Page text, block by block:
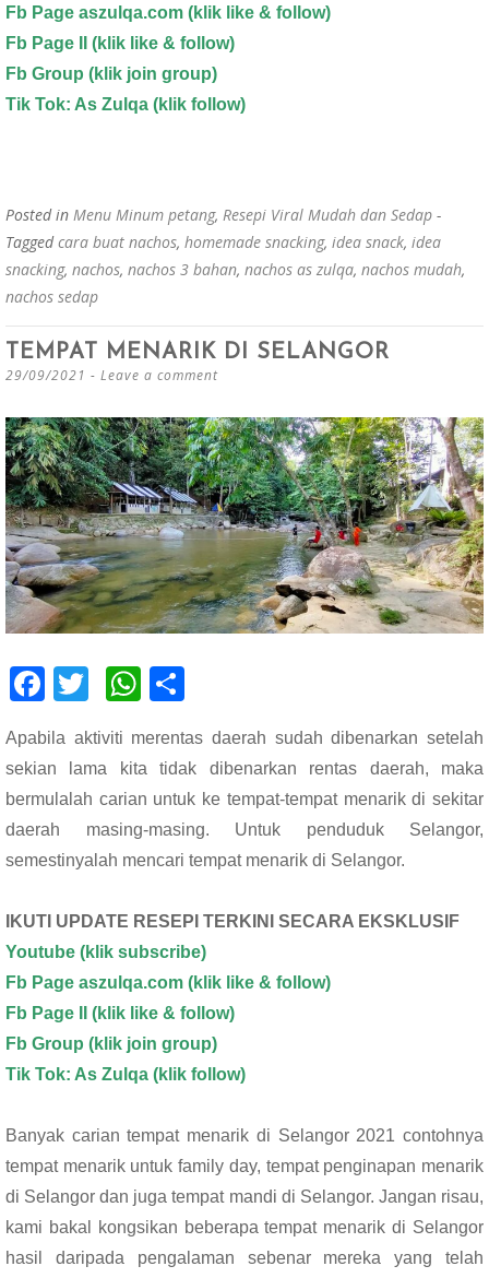
Fb Page aszulqa.com (klik like & follow)
Fb Page II (klik like & follow)
Fb Group (klik join group)
Tik Tok: As Zulqa (klik follow)
Posted in Menu Minum petang, Resepi Viral Mudah dan Sedap -
Taggedcara buat nachos, homemade snacking, idea snack, idea
snacking, nachos, nachos 3 bahan, nachos as zulqa, nachos mudah,
nachos sedap
TEMPAT MENARIK DI SELANGOR
29/09/2021 Leave a comment
F
ac
e
b
o
o
T
wi
tt
er
W
h
at
s
A
p
ar
e
Apabila aktiviti merentas daerah sudah dibenarkan setelah
sekian lama kita tidak dibenarkan rentas daerah, maka
bermulalah carian untuk ke tempat-tempat menarik di sekitar
daerah masing-masing. Untuk penduduk Selangor,
semestinyalah mencari tempat menarik di Selangor.
IKUTI UPDATE RESEPI TERKINI SECARA EKSKLUSIF
Youtube (klik subscribe)
Fb Page aszulqa.com (klik like & follow)
Fb Page II (klik like & follow)
Fb Group (klik join group)
Tik Tok: As Zulqa (klik follow)
Banyak carian tempat menarik di Selangor 2021 contohnya
tempat menarik untuk family day, tempat penginapan menarik
di Selangor dan juga tempat mandi di Selangor. Jangan risau,
kami bakal kongsikan beberapa tempat menarik di Selangor
hasil daripada pengalaman sebenar mereka yang telah